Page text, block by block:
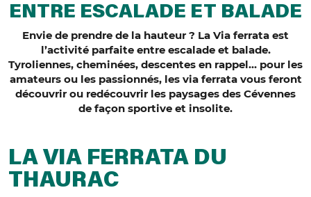
ENTRE ESCALADE ET BALADE
Envie de prendre de la hauteur ? La Via ferrata est
l’activité parfaite entre escalade et balade.
Tyroliennes, cheminées, descentes en rappel… pour les
amateurs ou les passionnés, les via ferrata vous feront
découvrir ou redécouvrir les paysages des Cévennes
de façon sportive et insolite.
LA VIA FERRATA DU
THAURAC